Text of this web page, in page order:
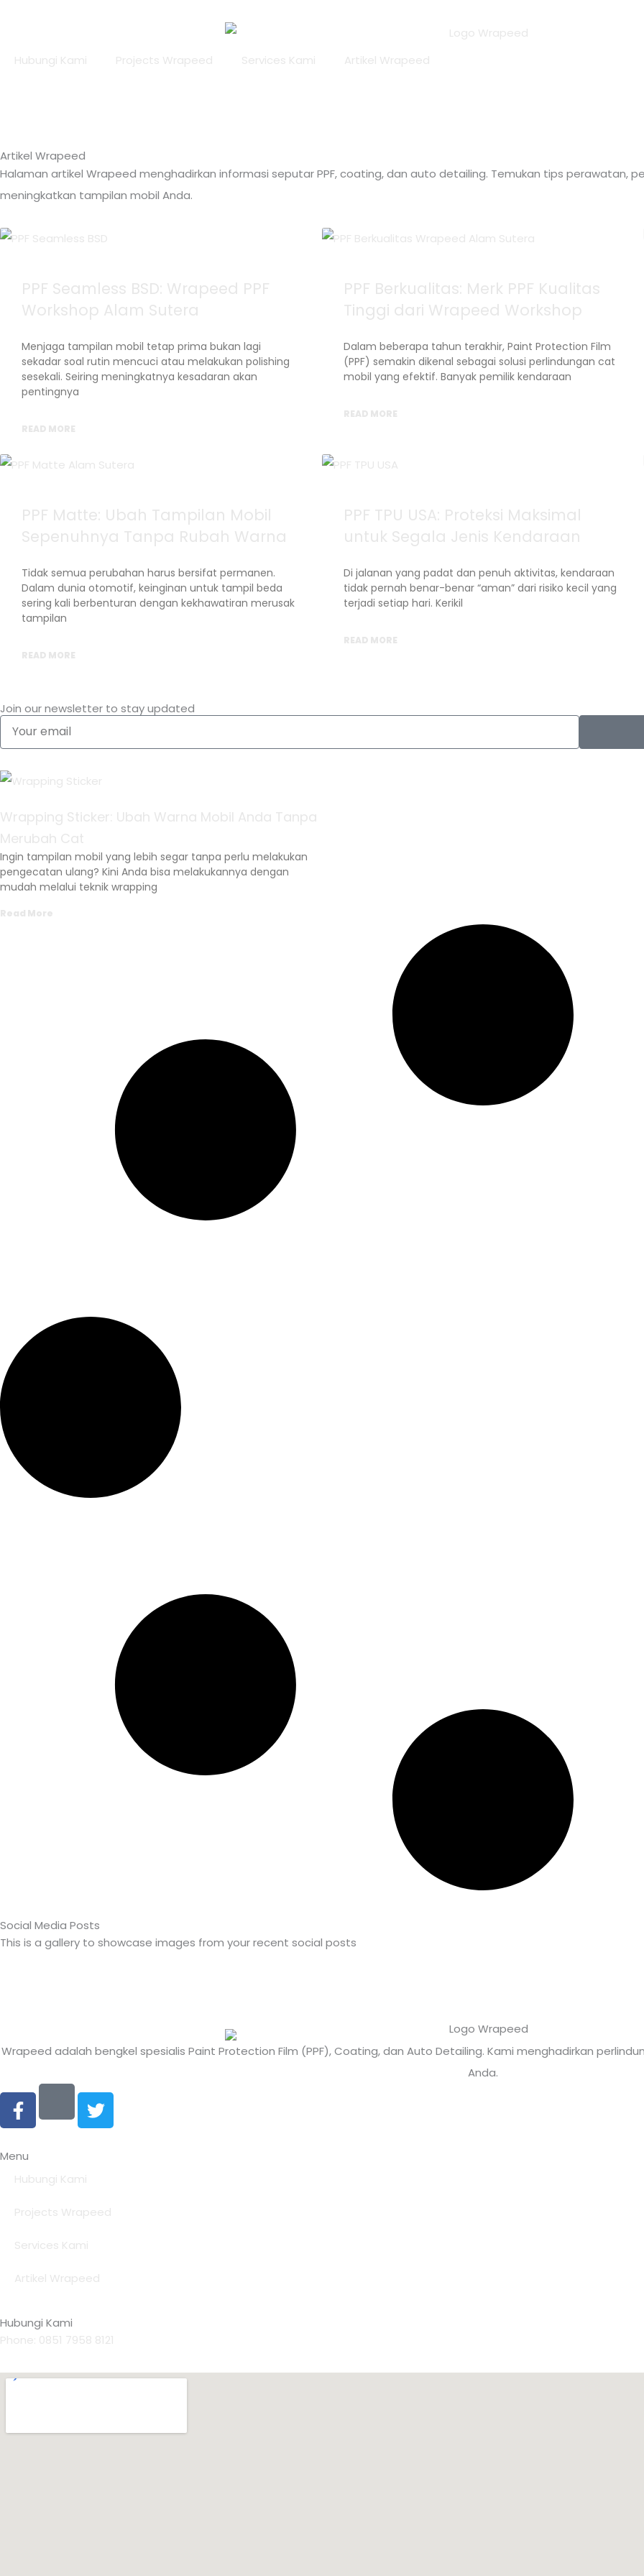
kontenHubungi Kami Projects Wrapeed Services Kami Artikel Wrapeed
Artikel Wrapeed
Halaman artikel Wrapeed menghadirkan informasi seputar PPF, coating, dan auto detailing. Temukan tips perawatan,
meningkatkan tampilan mobil Anda.
PPF Seamless BSD: Wrapeed PPF
Workshop Alam Sutera
Menjaga tampilan mobil tetap prima bukan lagi
sekadar soal rutin mencuci atau melakukan polishing
sesekali. Seiring meningkatnya kesadaran akan
pentingnya
READ MORE
PPF Berkualitas: Merk PPF Kualitas
Tinggi dari Wrapeed Workshop
Dalam beberapa tahun terakhir, Paint Protection Film
(PPF) semakin dikenal sebagai solusi perlindungan cat
mobil yang efektif. Banyak pemilik kendaraan
READ MORE
PPF Matte: Ubah Tampilan Mobil
Sepenuhnya Tanpa Rubah Warna
Tidak semua perubahan harus bersifat permanen.
Dalam dunia otomotif, keinginan untuk tampil beda
sering kali berbenturan dengan kekhawatiran merusak
tampilan
READ MORE
PPF TPU USA: Proteksi Maksimal
untuk Segala Jenis Kendaraan
Di jalanan yang padat dan penuh aktivitas, kendaraan
tidak pernah benar-benar “aman” dari risiko kecil yang
terjadi setiap hari. Kerikil
READ MORE
Join our newsletter to stay updated
Your
email
Wrapping Sticker: Ubah Warna Mobil Anda Tanpa
Merubah Cat
Ingin tampilan mobil yang lebih segar tanpa perlu melakukan
pengecatan ulang? Kini Anda bisa melakukannya dengan
mudah melalui teknik wrapping
Read More
Social Media Posts
This is a gallery to showcase images from your recent social posts
Wrapeed adalah bengkel spesialis Paint Protection Film (PPF), Coating, dan Auto Detailing. Kami menghadirkan
Anda.
F
a
c
b
o
k
-
f
T
w
i
Menu
Hubungi Kami
Projects Wrapeed
Services Kami
Artikel Wrapeed
Hubungi Kami
Phone: 0851 7958 8121